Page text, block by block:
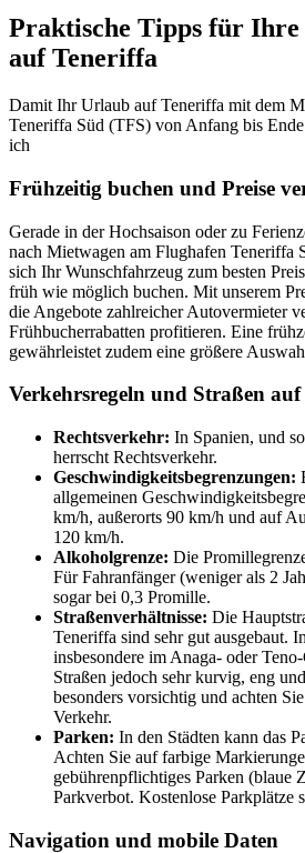
Praktische Tipps für Ihre
auf Teneriffa
Damit Ihr Urlaub auf Teneriffa mit dem
Teneriffa Süd (TFS) von Anfang bis
ich
Frühzeitig buchen und Preise
Gerade in der Hochsaison oder zu
nach Mietwagen am Flughafen Teneriffa
sich Ihr Wunschfahrzeug zum besten
früh wie möglich buchen. Mit unserem
die Angebote zahlreicher Autovermieter
Frühbucherrabatten profitieren. Eine
gewährleistet zudem eine größere
Verkehrsregeln und Straßen
Rechtsverkehr: In Spanien, und
herrscht Rechtsverkehr.
Geschwindigkeitsbegrenzungen:
allgemeinen
km/h, außerorts 90 km/h und auf
120 km/h.
Alkoholgrenze: Die
Für Fahranfänger (weniger als 2
sogar bei 0,3 Promille.
Straßenverhältnisse: Die
Teneriffa sind sehr gut ausgebaut.
insbesondere im Anaga- oder
Straßen jedoch sehr kurvig, eng
besonders vorsichtig und achten
Verkehr.
Parken: In den Städten kann das
Achten Sie auf farbige
gebührenpflichtiges Parken (blaue
Parkverbot. Kostenlose Parkplätze
Navigation und mobile Daten